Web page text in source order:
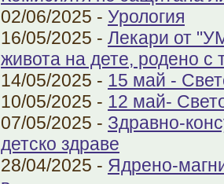
02/06/2025 - Урология
16/05/2025 - Лекари от
живота на дете, родено с
14/05/2025 - 15 май -
10/05/2025 - 12 май-
07/05/2025 - Здравно-
детско здраве
28/04/2025 - Ядрено-